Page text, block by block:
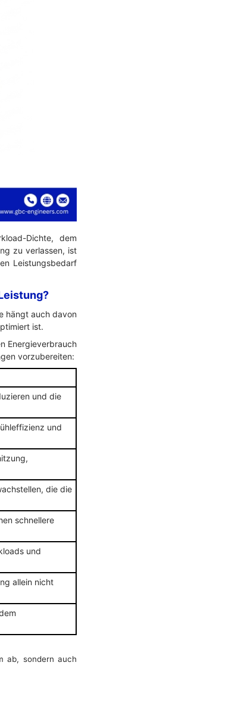
Dichte, dem
zu verlassen, ist
Leistungsbedarf
hängt auch davon
ist.
Energieverbrauch
vorzubereiten:
und die
und
die die
schnellere
und
allein nicht
ab, sondern auch